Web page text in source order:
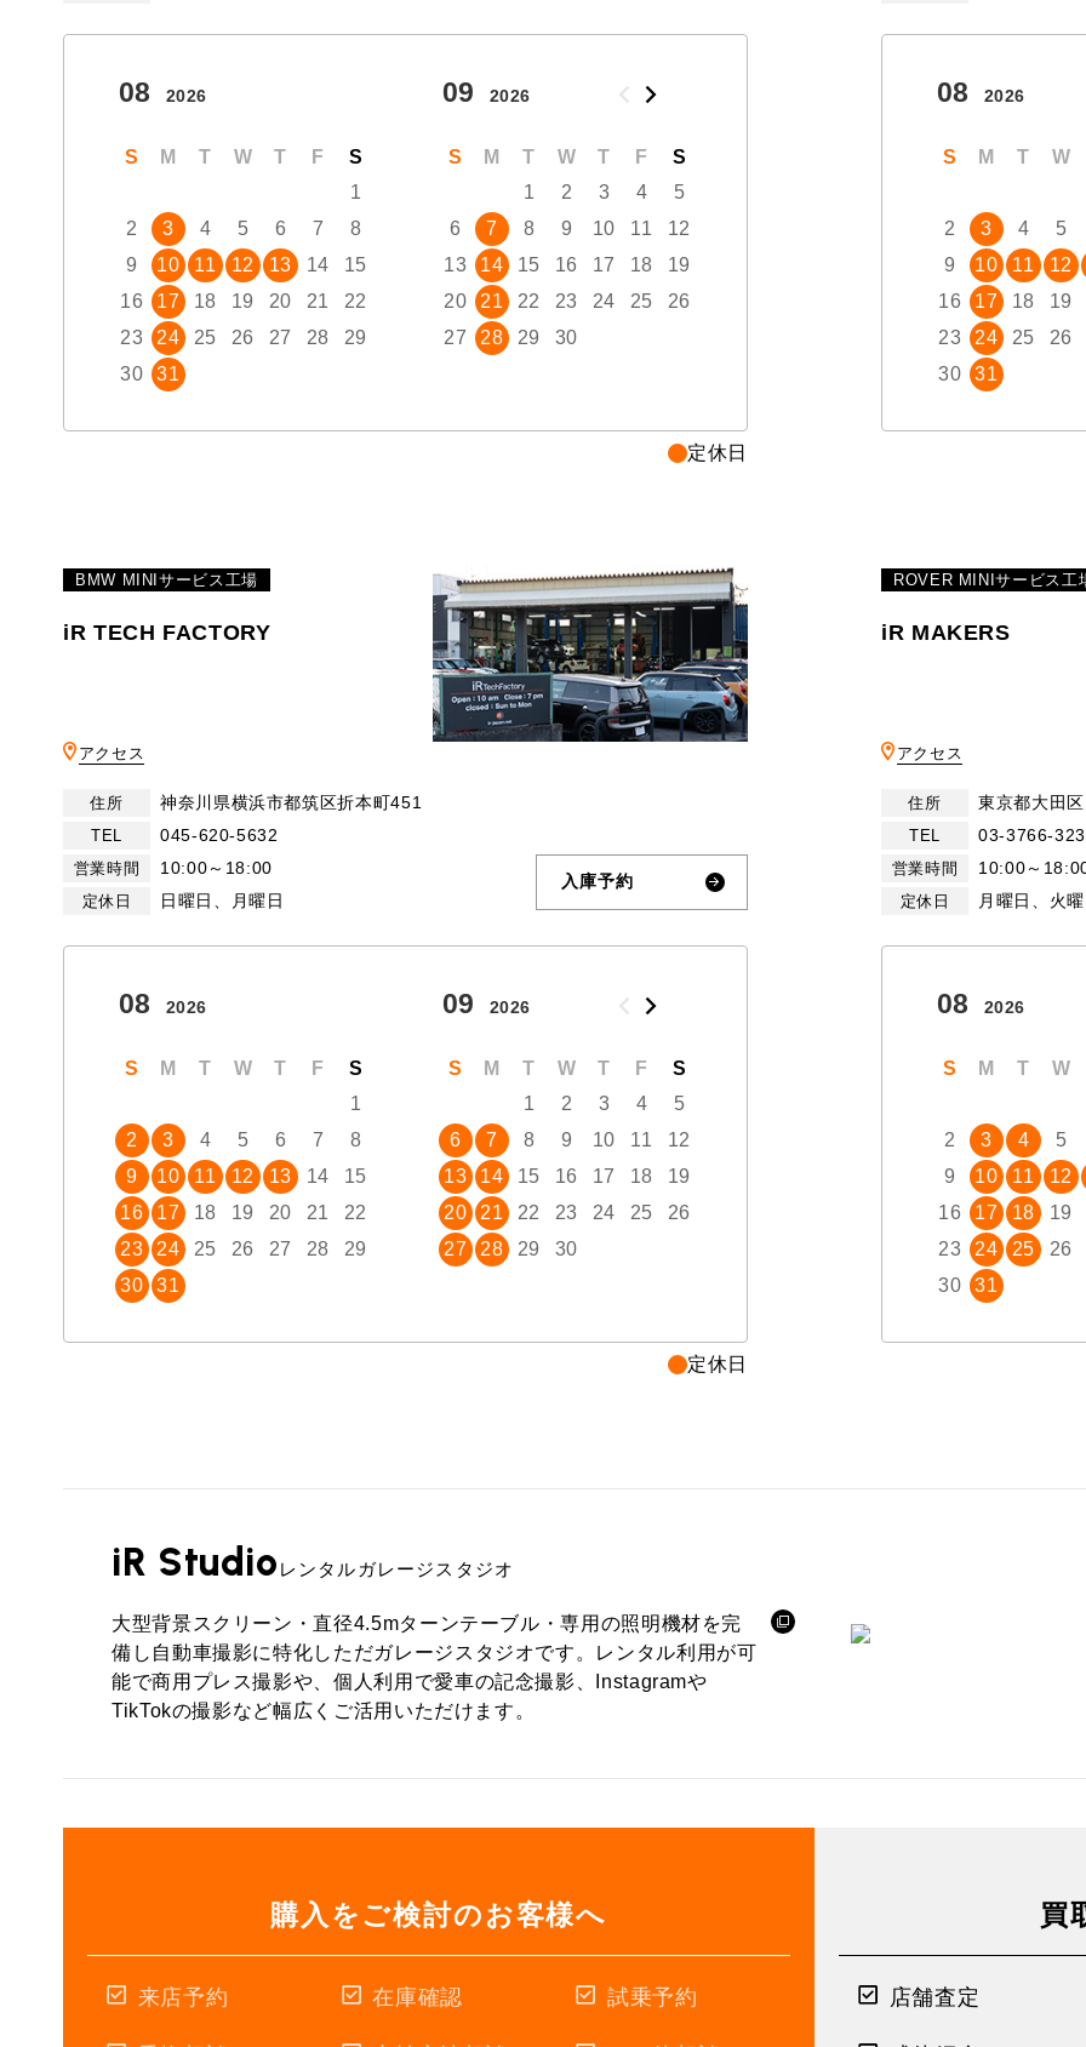
08 2026
S M T W T F
S
1
2
3 4 5 6 7
8
9
10 11 12 13 14
15
16
17 18 19 20 21
22
23
24 25 26 27 28
29
30
31
09 2026
S M T W T F
S
1
2 3 4
5
6
7 8 9 10 11
12
13
14 15 16 17 18
19
20
21 22 23 24 25
26
27
28 29 30
9
10
16
17
22 23
24
29 30 31
定休日
08 2026
S M T W
2
3 4 5
9
10 11 12
16
17 18 19
23
24 25 26
30
31
BMW MINIサービス工場
iR TECH FACTORY
アクセス
住所 神奈川県横浜市都筑区折本町451
TEL 045-620-5632
営業時間 10:00～18:00
定休日 日曜日、月曜日
入庫予約
08 2026
S M T W T F
S
1
2
3 4 5 6 7
8
9
10 11 12 13 14
15
16
17 18 19 20 21
22
23
24 25 26 27 28
29
30
31
09 2026
S M T W T F
S
1
2 3 4
5
6
7 8 9 10 11
12
13
14 15 16 17 18
19
20
21 22 23 24 25
26
27
28 29 30
9
10
16
17
22 23
24
29 30 31
定休日
ROVER MINIサービス工
iR MAKERS
アクセス
住所 東京都大田
TEL 03-3766-
営業時間 10:00～
定休日 月曜日、火曜
08 2026
S M T W
2
3 4 5
9
10 11 12
16
17 18 19
23
24 25 26
30
31
iR Studio レンタルガレージスタジオ
大型背景スクリーン・直径4.5mターンテーブル・専用の照明機材を完
備し自動車撮影に特化しただガレージスタジオです。レンタル利用が可
能で商用プレス撮影や、個人利用で愛車の記念撮影、Instagramや
TikTokの撮影など幅広くご活用いただけます。
購入をご検討のお客様へ
来店予約 在庫確認 試乗予約
買
店舗査定